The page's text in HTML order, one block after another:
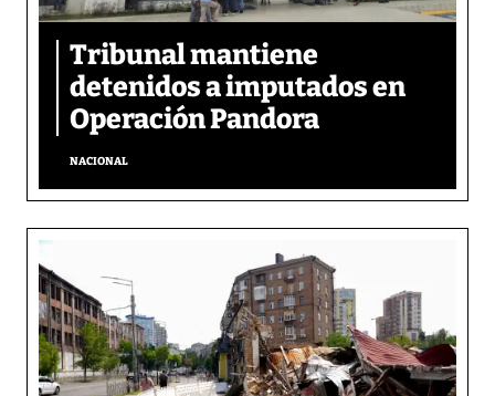
Tribunal mantiene
detenidos a imputados en
Operación Pandora
NACIONAL